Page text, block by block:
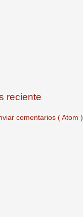
reciente
comentarios ( Atom )